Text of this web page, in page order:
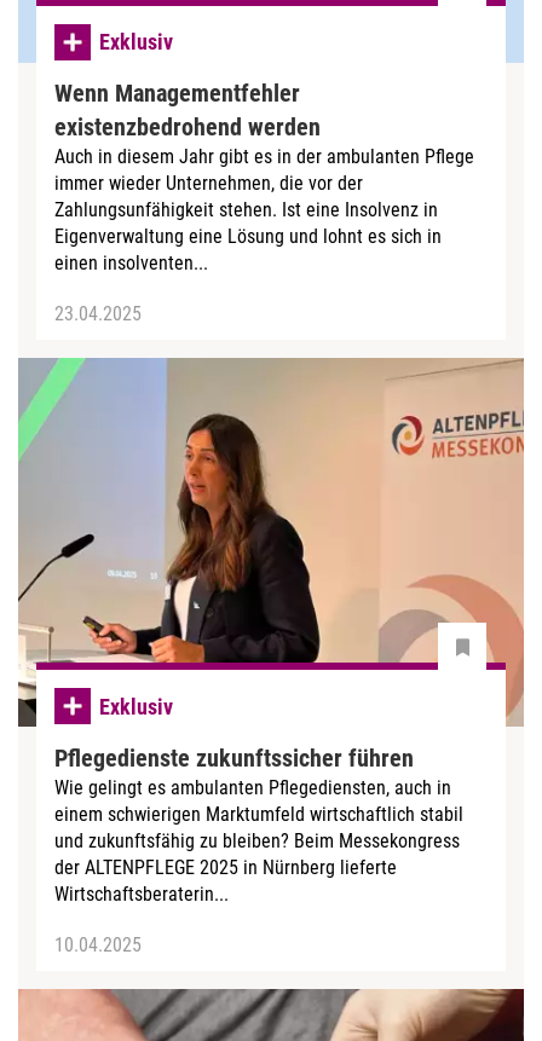
Exklusiv
Wenn Managementfehler
existenzbedrohend werden
Auch in diesem Jahr gibt es in der ambulanten Pflege
immer wieder Unternehmen, die vor der
Zahlungsunfähigkeit stehen. Ist eine Insolvenz in
Eigenverwaltung eine Lösung und lohnt es sich in
einen insolventen...
23.04.2025
Exklusiv
Pflegedienste zukunftssicher führen
Wie gelingt es ambulanten Pflegediensten, auch in
einem schwierigen Marktumfeld wirtschaftlich stabil
und zukunftsfähig zu bleiben? Beim Messekongress
der ALTENPFLEGE 2025 in Nürnberg lieferte
Wirtschaftsberaterin...
10.04.2025